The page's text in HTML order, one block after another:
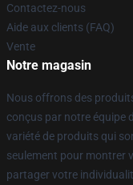
Contactez-nous
Aide aux clients (FAQ)
Vente
Notre magasin
Nous offrons des
conçus par notre équipe
variété de produits qui
seulement pour montrer
partager votre